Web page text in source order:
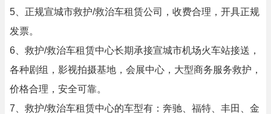
5、正规宣城市救护/救治车租赁公司，收费合理，开具正规
发票。
6、救护/救治车租赁中心长期承接宣城市机场火车站接送，
各种剧组，影视拍摄基地，会展中心，大型商务服务救护，
价格合理，安全可靠。
7、救护/救治车租赁中心的车型有：奔驰、福特、丰田、金